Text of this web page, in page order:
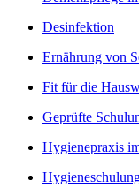
Desinfektion
Ernährung von
Fit für die
Geprüfte
Hygienepraxis